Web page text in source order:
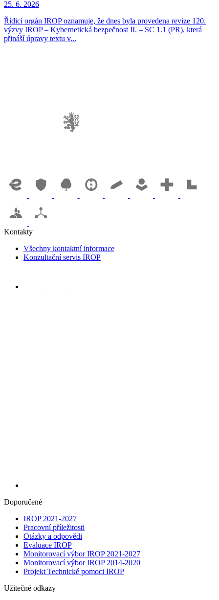
25. 6. 2026
Řídicí orgán IROP oznamuje, že dnes byla provedena revize 120.
výzvy IROP – Kybernetická bezpečnost II. – SC 1.1 (PR), která
přináší úpravy textu v...
Kontakty
Všechny kontaktní informace
Konzultační servis IROP
Doporučené
IROP 2021-2027
Pracovní příležitosti
Otázky a odpovědi
Evaluace IROP
Monitorovací výbor IROP 2021-2027
Monitorovací výbor IROP 2014-2020
Projekt Technické pomoci IROP
Užitečné odkazy